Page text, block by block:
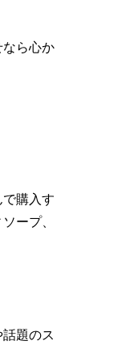
なら心か
購入す
ープ、
題のス